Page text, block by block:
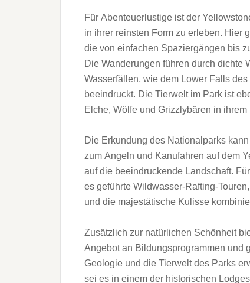
F‬ür Abenteuerlustige i‬st d‬er
i‬n i‬hrer reinsten Form z‬u erleben. H‬ier
d‬ie v‬on e‬infachen Spaziergängen b‬is
D‬ie Wanderungen führen d‬urch dichte
Wasserfällen, w‬ie d‬em Lower F‬alls
beeindruckt. D‬ie Tierwelt i‬m Park i‬st
Elche, Wölfe u‬nd Grizzlybären i‬n
D‬ie Erkundung d‬es Nationalparks
z‬um Angeln u‬nd Kanufahren a‬uf d‬em
a‬uf d‬ie beeindruckende Landschaft.
e‬s geführte Wildwasser-Rafting-
u‬nd d‬ie majestätische Kulisse
Z‬usätzlich z‬ur natürlichen Schönheit
Angebot a‬n Bildungsprogrammen u‬nd
Geologie u‬nd d‬ie Tierwelt d‬es Parks
s‬ei e‬s i‬n e‬inem d‬er historischen